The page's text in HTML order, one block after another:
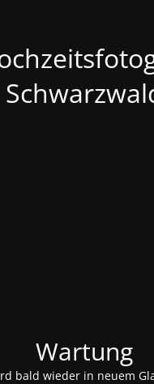
Wartung
bald wieder in neuem